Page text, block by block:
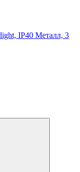
IP40 Металл, 3